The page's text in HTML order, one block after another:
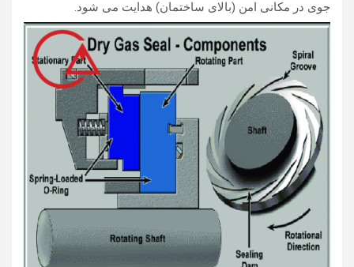
جوی در مکانی امن (بالای ساختمان) هدایت می شود.